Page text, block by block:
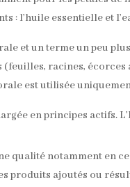
: l’huile essentielle et
et un terme un peu
racines,
est utilisée
en principes actifs.
qualité notamment en
produits ajoutés ou